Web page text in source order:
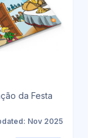
da Festa
Nov 2025